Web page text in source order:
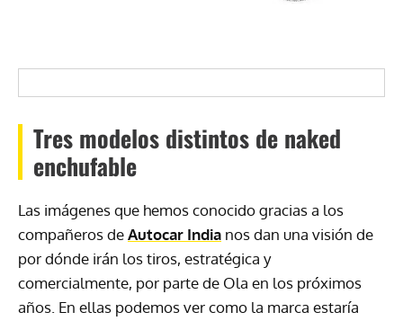
Tres modelos distintos de naked
enchufable
Las imágenes que hemos conocido gracias a los
compañeros deAutocar India nos dan una visión de
por dónde irán los tiros, estratégica y
comercialmente, por parte de Ola en los próximos
años. En ellas podemos ver como la marca estaría